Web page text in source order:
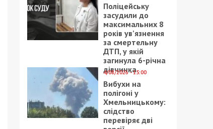
Поліцейську
засудили до
максимальних 8
років ув’язнення
за смертельну
ДТП, у якій
загинула 6-річна
дівчинка
4/08/2026 - 15:00
Вибухи на
полігоні у
Хмельницькому:
слідство
перевіряє дві